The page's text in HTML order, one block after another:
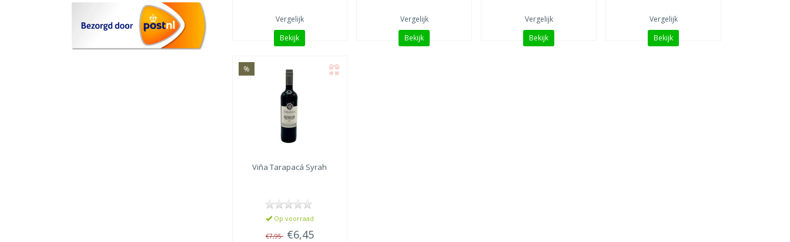
Vergelijk
Bekijk
Vergelijk
Bekijk
Vergelijk
Bekijk
Vergelijk
Bekijk
%
Viña Tarapacá Syrah
Op voorraad
€7,95 €6,45